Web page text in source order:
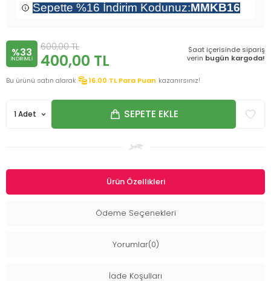
Sepette %16 İndirim Kodunuz:MMKB16
%33
INDIRIMLI
600,00TL
400,00 TL
Saat içerisinde sipariş
verin bugün kargoda!
Bu ürünü satın alarak 16.00 TL Para Puan kazanırsınız!
SEPETE EKLE
Ürün Özellikleri
Ödeme Seçenekleri
Yorumlar(0)
İade Koşulları